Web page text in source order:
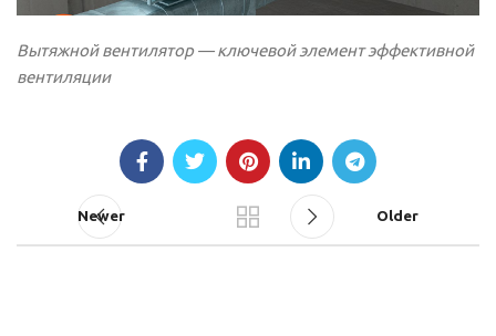
Вытяжной вентилятор — ключевой элемент эффективной
вентиляции
Newer Older